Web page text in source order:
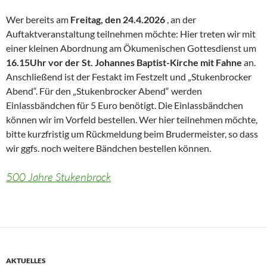
Wer bereits am Freitag, den 24.4.2026 , an der
Auftaktveranstaltung teilnehmen möchte: Hier treten wir mit
einer kleinen Abordnung am Ökumenischen Gottesdienst um
16.15Uhr vor der St. Johannes Baptist-Kirche mit Fahne an.
Anschließend ist der Festakt im Festzelt und „Stukenbrocker
Abend“. Für den „Stukenbrocker Abend“ werden
Einlassbändchen für 5 Euro benötigt. Die Einlassbändchen
können wir im Vorfeld bestellen. Wer hier teilnehmen möchte,
bitte kurzfristig um Rückmeldung beim Brudermeister, so dass
wir ggfs. noch weitere Bändchen bestellen können.
500 Jahre Stukenbrock
AKTUELLES